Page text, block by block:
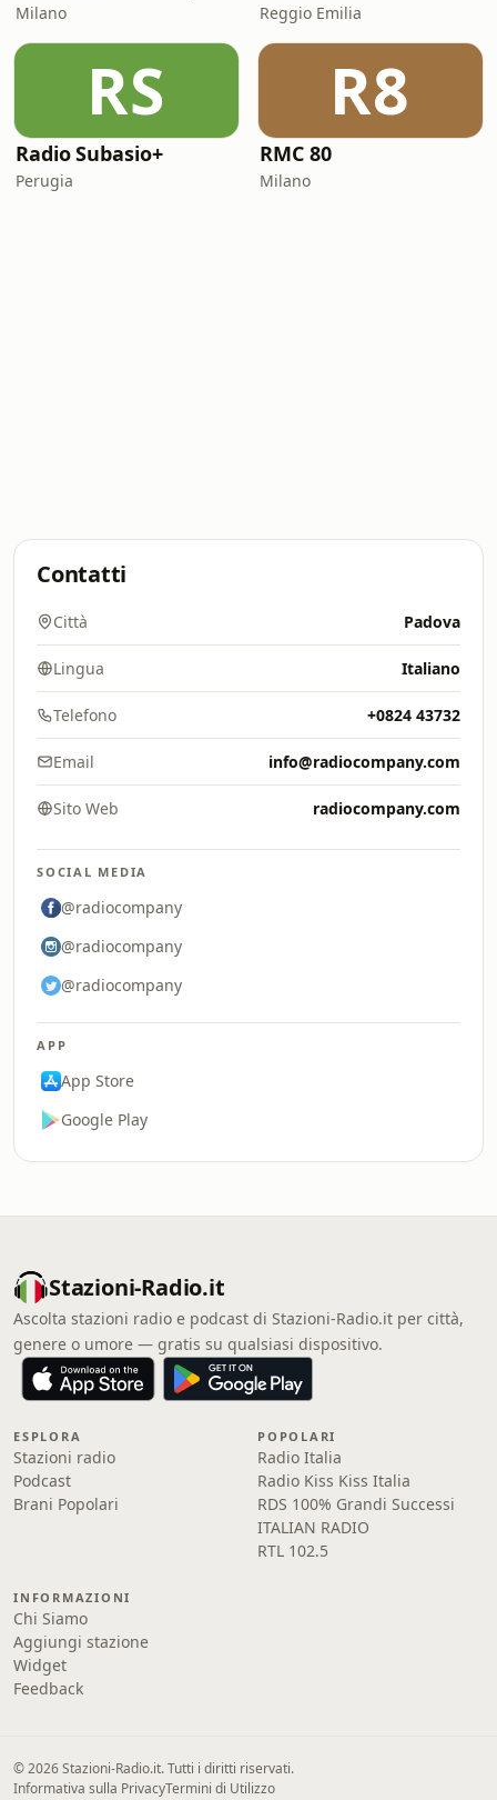
Milano Reggio Emilia
RS
Radio Subasio+
Perugia
R8
RMC 80
Milano
Contatti
Città Padova
Lingua Italiano
Telefono +0824 43732
Email info@radiocompany.com
Sito Web radiocompany.com
SOCIAL MEDIA
@radiocompany
@radiocompany
@radiocompany
APP
App Store
Google Play
Stazioni-Radio.it
Ascolta stazioni radio e podcast di Stazioni-Radio.it per città,
genere o umore — gratis su qualsiasi dispositivo.
ESPLORA
Stazioni radio
Podcast
Brani Popolari
POPOLARI
Radio Italia
Radio Kiss Kiss Italia
RDS 100% Grandi Successi
ITALIAN RADIO
RTL 102.5
INFORMAZIONI
Chi Siamo
Aggiungi stazione
Widget
Feedback
© 2026 Stazioni-Radio.it. Tutti i diritti riservati.
Informativa sulla PrivacyTermini di Utilizzo